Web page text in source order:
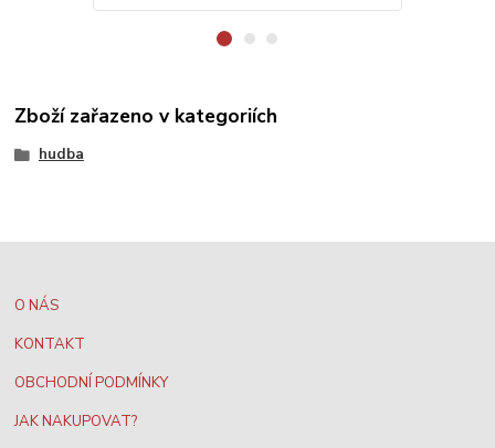
Zboží zařazeno v kategoriích
hudba
O NÁS
KONTAKT
OBCHODNÍ PODMÍNKY
JAK NAKUPOVAT?